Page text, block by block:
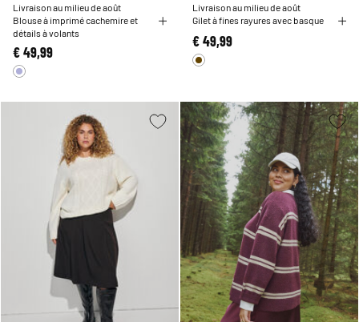
Livraison au milieu de août
Blouse à imprimé cachemire et
détails à volants
€ 49,99
Livraison au milieu de août
Gilet à fines rayures avec basque
€ 49,99